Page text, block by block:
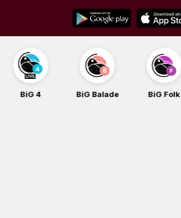
content
BiG 4 BiG Balade BiG Folk